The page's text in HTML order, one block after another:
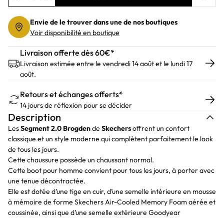
Add to
Envie de le trouver dans une de nos boutiques
Voir disponibilité en boutique
Livraison offerte dès 60€*
Livraison estimée entre le vendredi 14 août et le lundi 17
août.
Retours et échanges offerts*
14 jours de réflexion pour se décider
Description
LesSegment 2.0 Brogdende Skechersoffrent un confort
classique et un style moderne qui complètent parfaitement le look
de tous les jours.
Cette chaussure possède un chaussant normal.
Cette boot pour homme convient pour tous les jours, à porter avec
une tenue décontractée.
Elle est dotée d’une tige en cuir, d’une semelle intérieure en mousse
à mémoire de forme Skechers Air-Cooled Memory Foam aérée et
coussinée, ainsi que d’une semelle extérieure Goodyear